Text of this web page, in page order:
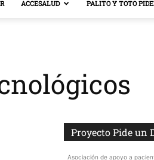
ACCESALUD PALITO Y TOTO
Proyecto Pide un
Asociación de apoyo a